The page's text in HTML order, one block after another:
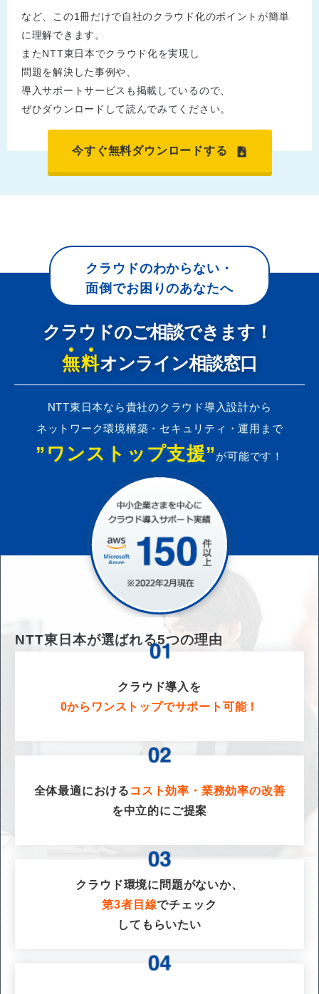
など、この1冊だけで自社のクラウド化のポイントが簡単
に理解できます。
またNTT東日本でクラウド化を実現し
問題を解決した事例や、
導入サポートサービスも掲載しているので、
ぜひダウンロードして読んでみてください。
今すぐ無料ダウンロードする
クラウドのわからない・
面倒でお困りのあなたへ
クラウドのご相談できます！
無料オンライン相談窓口
NTT東日本なら貴社のクラウド導入設計から
ネットワーク環境構築・セキュリティ・運用まで
”ワンストップ支援” が可能です！
NTT東日本が選ばれる5つの理由
クラウド導入を
0からワンストップでサポート可能！
全体最適における コスト効率・業務効率の改善
を中立的にご提案
クラウド環境に問題がないか、
第3者目線でチェック
してもらいたい